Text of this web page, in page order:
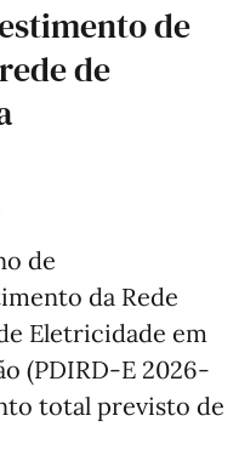
de
de
de
da Rede
Eletricidade em
(PDIRD-E 2026-
total previsto de